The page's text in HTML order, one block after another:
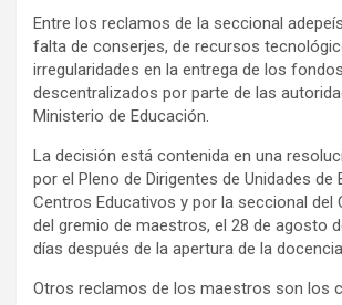
Entre los reclamos de la seccional
falta de conserjes, de recursos
irregularidades en la entrega de los fondos
descentralizados por parte de las
Ministerio de Educación.
La decisión está contenida en una
por el Pleno de Dirigentes de Unidades de
Centros Educativos y por la seccional del
del gremio de maestros, el 28 de agosto
días después de la apertura de la
Otros reclamos de los maestros son los